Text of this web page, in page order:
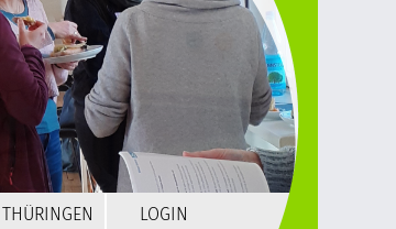
LOGIN